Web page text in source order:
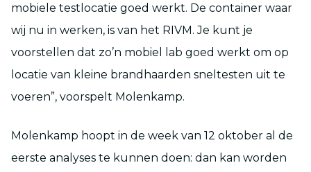
mobiele testlocatie goed werkt. De container waar
wij nu in werken, is van het RIVM. Je kunt je
voorstellen dat zo’n mobiel lab goed werkt om op
locatie van kleine brandhaarden sneltesten uit te
voeren”, voorspelt Molenkamp.
Molenkamp hoopt in de week van 12 oktober al de
eerste analyses te kunnen doen: dan kan worden